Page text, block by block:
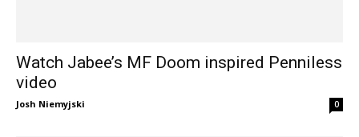
Watch Jabee’s MF Doom inspired Penniless
video
Josh Niemyjski 0